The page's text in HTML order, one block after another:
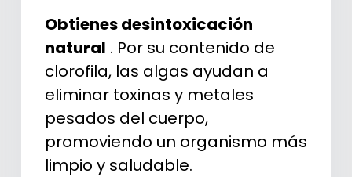
Obtienes desintoxicación
natural . Por su contenido de
clorofila, las algas ayudan a
eliminar toxinas y metales
pesados del cuerpo,
promoviendo un organismo más
limpio y saludable.